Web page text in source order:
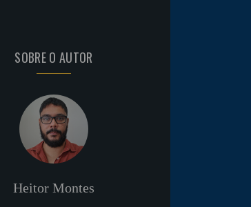
SOBRE O AUTOR
Heitor Montes